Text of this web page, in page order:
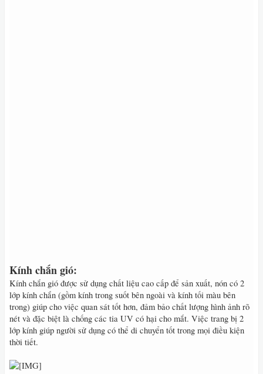
Kính chắn gió:
Kính chắn gió được sử dụng chất liệu cao cấp để sản xuất, nón có 2
lớp kính chắn (gồm kính trong suốt bên ngoài và kính tối màu bên
trong) giúp cho việc quan sát tốt hơn, đảm bảo chất lượng hình ảnh rõ
nét và đặc biệt là chống các tia UV có hại cho mắt. Việc trang bị 2
lớp kính giúp người sử dụng có thể di chuyển tốt trong mọi điều kiện
thời tiết.